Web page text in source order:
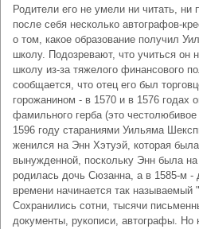
Родители его не умели ни читать,
после себя несколько автографов-
о том, какое образование получил
школу. Подозревают, что учиться он
школу из-за тяжелого финансового
сообщается, что отец его был
горожанином - в 1570 и в 1576 годах
фамильного герба (это
1596 году стараниями Уильяма
женился на Энн Хэтуэй, которая
вынужденной, поскольку Энн была
родилась дочь Сюзанна, а в 1585-м -
времени начинается так
Сохранились сотни, тысячи
документы, рукописи, автографы. Но